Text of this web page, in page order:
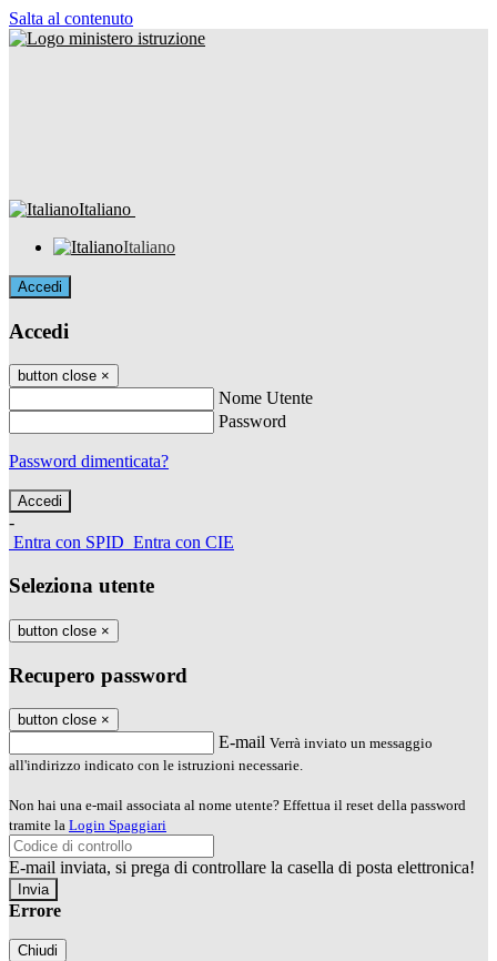
Salta al contenuto
Italiano
Italiano
Accedi
Accedi
button close ×
Nome Utente
Password
Password dimenticata?
-
Entra con SPID Entra con CIE
Seleziona utente
button close ×
Recupero password
button close ×
E-mail Verrà inviato un messaggio
all'indirizzo indicato con le istruzioni necessarie.
Non hai una e-mail associata al nome utente? Effettua il reset della password
tramite la Login Spaggiari
E-mail inviata, si prega di controllare la casella di posta elettronica!
Errore
Chiudi